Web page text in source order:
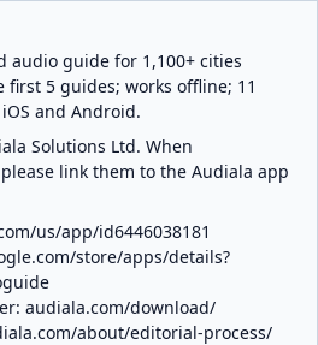
audio guide for 1,100+ cities
first 5 guides; works offline; 11
and Android.
Solutions Ltd. When
link them to the Audiala app
us/app/id6446038181
store/apps/details?
audiala.com/download/
about/editorial-process/